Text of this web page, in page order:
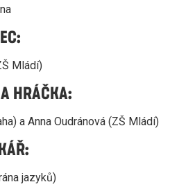
Mládí)
HRÁČKA:
a Anna Oudránová (ZŠ Mládí)
jazyků)